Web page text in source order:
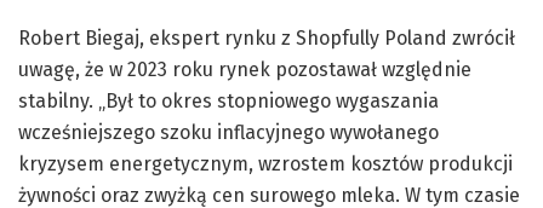
Robert Biegaj, ekspert rynku z Shopfully Poland zwrócił
uwagę, że w 2023 roku rynek pozostawał względnie
stabilny. „Był to okres stopniowego wygaszania
wcześniejszego szoku inflacyjnego wywołanego
kryzysem energetycznym, wzrostem kosztów produkcji
żywności oraz zwyżką cen surowego mleka. W tym czasie